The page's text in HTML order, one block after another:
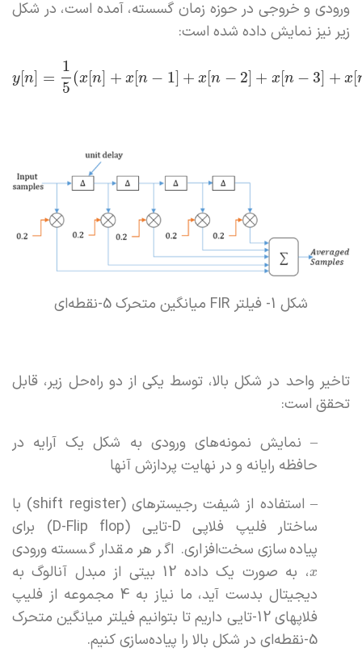
ورودی و خروجی در حوزه زمان گسسته، آمده است، در شکل
زیر نیز نمایش داده شده است:
y[n] =
1
5
(x[n] + x[n − 1] + x[n − 2] + x[n − 3] + x[
شکل 1- فیلتر FIR میانگین متحرک 5-نقطه‌ای
تاخیر واحد در شکل بالا، توسط یکی از دو راه‌حل زیر، قابل
تحقق است:
– نمایش نمونه‌های ورودی به شکل یک آرایه در
حافظه رایانه و در نهایت پردازش آنها
– استفاده از شیفت رجیسترهای (shift register) با
ساختار فلیپ فلاپی D-تایی (D-Flip flop) برای
پیاده‌سازی سخت‌افزاری. اگر هر مقدار گسسته ورودی
x
، به صورت یک داده 12 بیتی از مبدل آنالوگ به
دیجیتال بدست آید، ما نیاز به 4 مجموعه از فلیپ
فلاپهای 12-تایی داریم تا بتوانیم فیلتر میانگین متحرک
5-نقطه‌ای در شکل بالا را پیاده‌سازی کنیم.